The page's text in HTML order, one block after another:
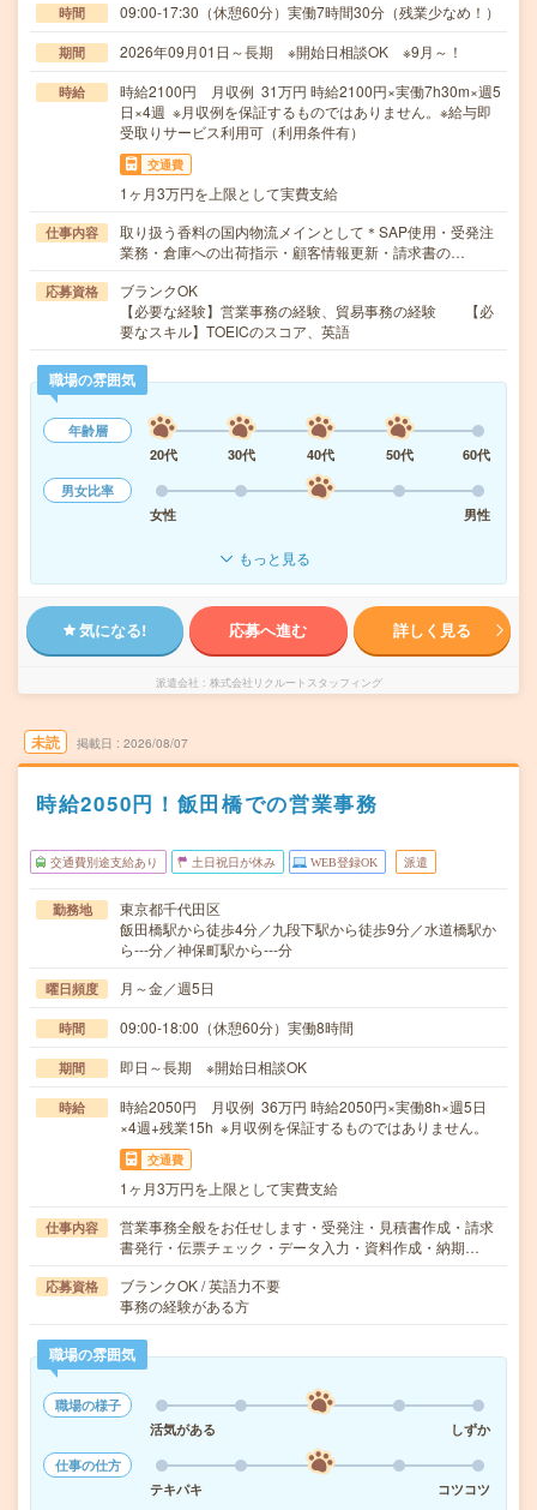
時間 09:00-17:30（休憩60分）実働7時間30分（残業少なめ！）
期間 2026年09月01日～長期 ※開始日相談OK ※9月～！
時給
時給2100円 月収例 31万円 時給2100円×実働7h30m×週5
日×4週 ※月収例を保証するものではありません。※給与即
受取りサービス利用可（利用条件有）
交通費
1ヶ月3万円を上限として実費支給
仕事内容
取り扱う香料の国内物流メインとして＊SAP使用・受発注
業務・倉庫への出荷指示・顧客情報更新・請求書の…
応募資格
ブランクOK
【必要な経験】営業事務の経験、貿易事務の経験 【必
要なスキル】TOEICのスコア、英語
職場の雰囲気
年齢層
20代
30代 40代 50代
60代
男女比率
女性
男性
もっと見る
気になる! 応募へ進む 詳しく見る
派遣会社 株式会社リクルートスタッフィング
未読 掲載日 2026/08/07
時給2050円！飯田橋での営業事務
交通費別途支給あり 土日祝日が休み WEB登録OK 派遣
勤務地
東京都千代田区
飯田橋駅から徒歩4分／九段下駅から徒歩9分／水道橋駅か
ら---分／神保町駅から---分
曜日頻度 月～金／週5日
時間 09:00-18:00（休憩60分）実働8時間
期間 即日～長期 ※開始日相談OK
時給
時給2050円 月収例 36万円 時給2050円×実働8h×週5日
×4週+残業15h ※月収例を保証するものではありません。
交通費
1ヶ月3万円を上限として実費支給
仕事内容
営業事務全般をお任せします・受発注・見積書作成・請求
書発行・伝票チェック・データ入力・資料作成・納期…
応募資格
ブランクOK / 英語力不要
事務の経験がある方
職場の雰囲気
職場の様子
活気がある
しずか
仕事の仕方
テキパキ
コツコツ